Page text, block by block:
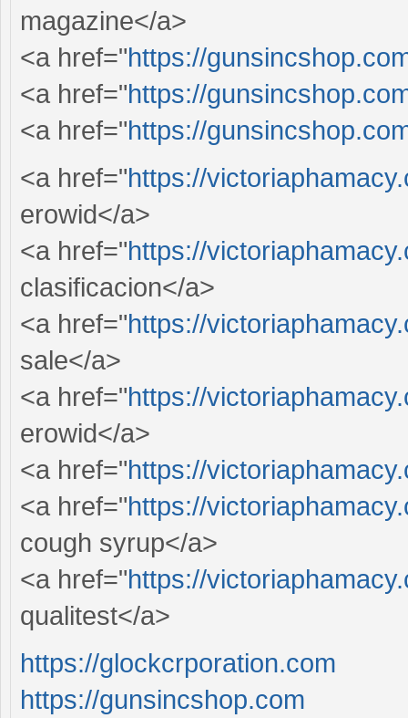
magazine</a>
<a href="https://
<a href="https://
<a href="https://
<a href="https://
erowid</a>
<a href="https://
clasificacion</a>
<a href="https://
sale</a>
<a href="https://
erowid</a>
<a href="https://
<a href="https://
cough syrup</a>
<a href="https://
qualitest</a>
https://glockcrporation.com
https://gunsincshop.com